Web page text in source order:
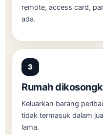
remote, access card,
ada.
Rumah
Keluarkan barang
tidak termasuk dalam
lama.